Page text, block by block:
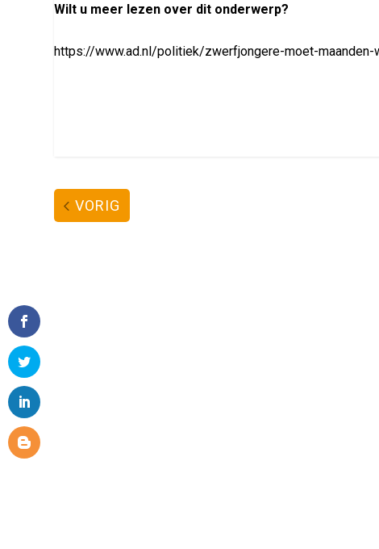
Wilt u meer lezen over dit onderwerp?
https://www.ad.nl/politiek/zwerfjongere-moet-maanden-
VORIG